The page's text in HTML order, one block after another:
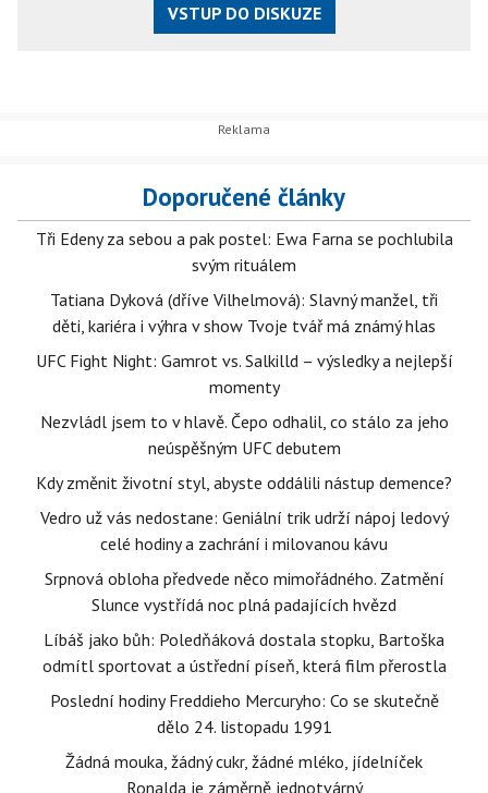
VSTUP DO DISKUZE
Doporučené články
Tři Edeny za sebou a pak postel: Ewa Farna se pochlubila
svým rituálem
Tatiana Dyková (dříve Vilhelmová): Slavný manžel, tři
děti, kariéra i výhra v show Tvoje tvář má známý hlas
UFC Fight Night: Gamrot vs. Salkilld – výsledky a nejlepší
momenty
Nezvládl jsem to v hlavě. Čepo odhalil, co stálo za jeho
neúspěšným UFC debutem
Kdy změnit životní styl, abyste oddálili nástup demence?
Vedro už vás nedostane: Geniální trik udrží nápoj ledový
celé hodiny a zachrání i milovanou kávu
Srpnová obloha předvede něco mimořádného. Zatmění
Slunce vystřídá noc plná padajících hvězd
Líbáš jako bůh: Poledňáková dostala stopku, Bartoška
odmítl sportovat a ústřední píseň, která film přerostla
Poslední hodiny Freddieho Mercuryho: Co se skutečně
dělo 24. listopadu 1991
Žádná mouka, žádný cukr, žádné mléko, jídelníček
Ronalda je záměrně jednotvárný